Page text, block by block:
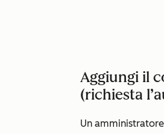
Aggiungi il
(richiesta
Un